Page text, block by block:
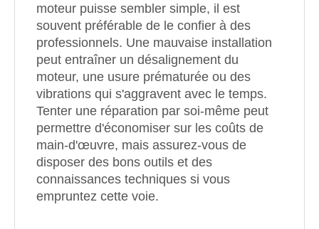
moteur puisse sembler simple, il est
souvent préférable de le confier à des
professionnels. Une mauvaise installation
peut entraîner un désalignement du
moteur, une usure prématurée ou des
vibrations qui s'aggravent avec le temps.
Tenter une réparation par soi-même peut
permettre d'économiser sur les coûts de
main-d'œuvre, mais assurez-vous de
disposer des bons outils et des
connaissances techniques si vous
empruntez cette voie.